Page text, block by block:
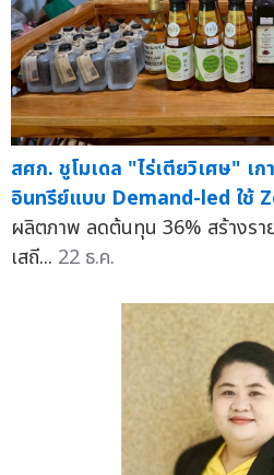
สศก. ชูโมเดล "ไร่เตียวิเศษ" เก
อินทรีย์แบบ Demand-led ใช้
ผลิตภาพ ลดต้นทุน 36% สร้างรา
เสถี... 22 ธ.ค.